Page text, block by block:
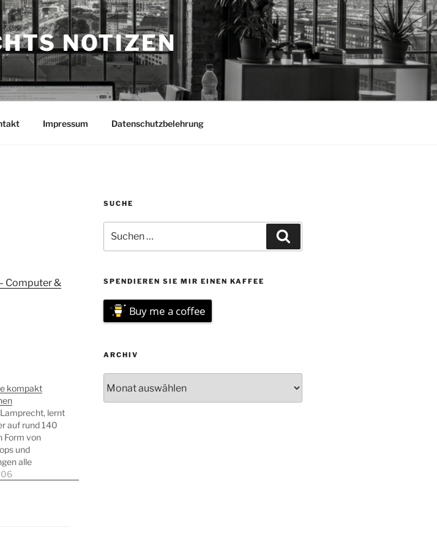
NOTIZEN
Impressum Datenschutzbelehrung
Computer &
kompakt
lernt
auf rund 140
Form von
und
alle
Funktionen
SUCHE
nach:
SPENDIEREN SIE MIR EINEN KAFFEE
Buy me a coffee
ARCHIV